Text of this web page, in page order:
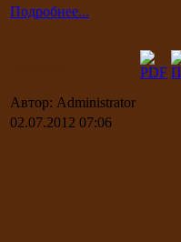
Подробнее...
Автор: Administrator
02.07.2012 07:06